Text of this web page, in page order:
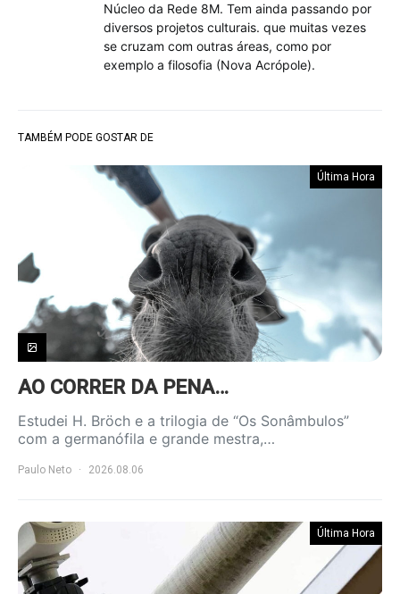
Núcleo da Rede 8M. Tem ainda passando por
diversos projetos culturais. que muitas vezes
se cruzam com outras áreas, como por
exemplo a filosofia (Nova Acrópole).
TAMBÉM PODE GOSTAR DE
Última Hora
AO CORRER DA PENA…
Estudei H. Bröch e a trilogia de “Os Sonâmbulos”
com a germanófila e grande mestra,…
Paulo Neto 2026.08.06
Última Hora